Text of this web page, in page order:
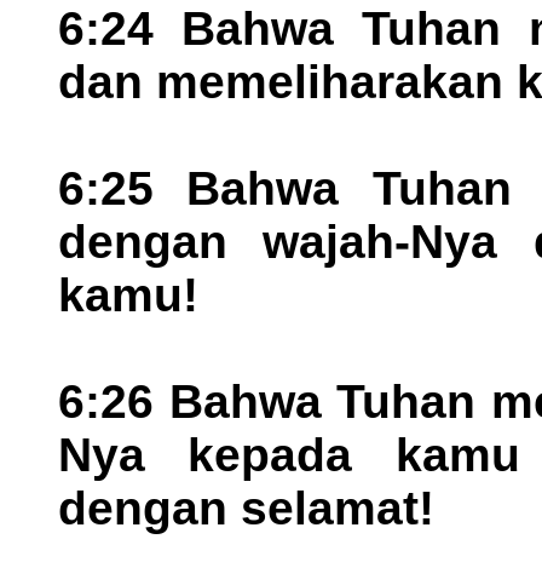
6:24 Bahwa Tuhan
dan memeliharakan
6:25 Bahwa
dengan wajah-Nya
kamu!
6:26 Bahwa Tuhan
Nya kepada
dengan selamat!